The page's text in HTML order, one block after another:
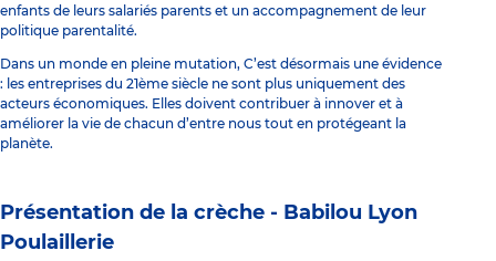
enfants de leurs salariés parents et un accompagnement de leur
politique parentalité.
Dans un monde en pleine mutation, C’est désormais une évidence
: les entreprises du 21ème siècle ne sont plus uniquement des
acteurs économiques. Elles doivent contribuer à innover et à
améliorer la vie de chacun d’entre nous tout en protégeant la
planète.
Présentation de la crèche - Babilou Lyon
Poulaillerie